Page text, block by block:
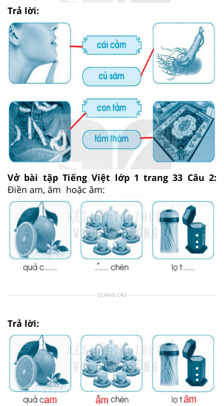
Trả lời:
Vở bài tập Tiếng Việt lớp 1 trang 33 Câu 2:
Điền am, ăm hoặc âm:
QUẢNG CÁO
Trả lời: